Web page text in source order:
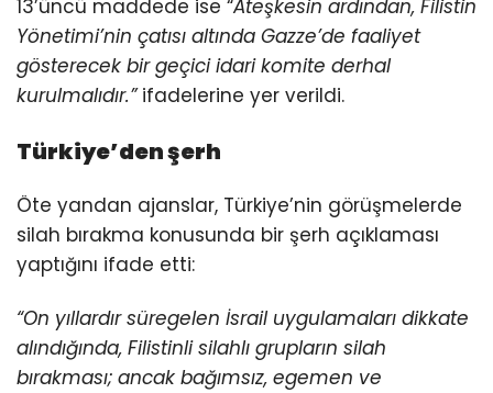
13’üncü maddede ise “Ateşkesin ardından, Filistin
Yönetimi’nin çatısı altında Gazze’de faaliyet
gösterecek bir geçici idari komite derhal
kurulmalıdır.”ifadelerine yer verildi.
Türkiye’den şerh
Öte yandan ajanslar, Türkiye’nin görüşmelerde
silah bırakma konusunda bir şerh açıklaması
yaptığını ifade etti:
“On yıllardır süregelen İsrail uygulamaları dikkate
alındığında, Filistinli silahlı grupların silah
bırakması; ancak bağımsız, egemen ve